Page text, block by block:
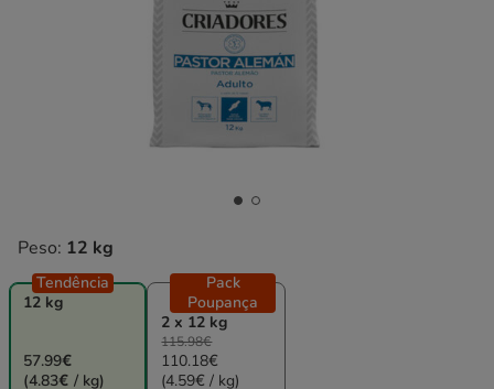
Peso: 12 kg
12 kg
Tendência
57.99€
(4.83€ / kg)
2 x 12 kg
Pack
Poupança
115.98€
110.18€
(4.59€ / kg)